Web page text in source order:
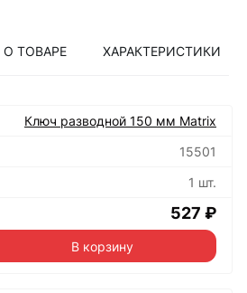
О ТОВАРЕ ХАРАКТЕРИСТИКИ
Ключ разводной 150 мм Matrix
15501
1 шт.
527 ₽
В корзину